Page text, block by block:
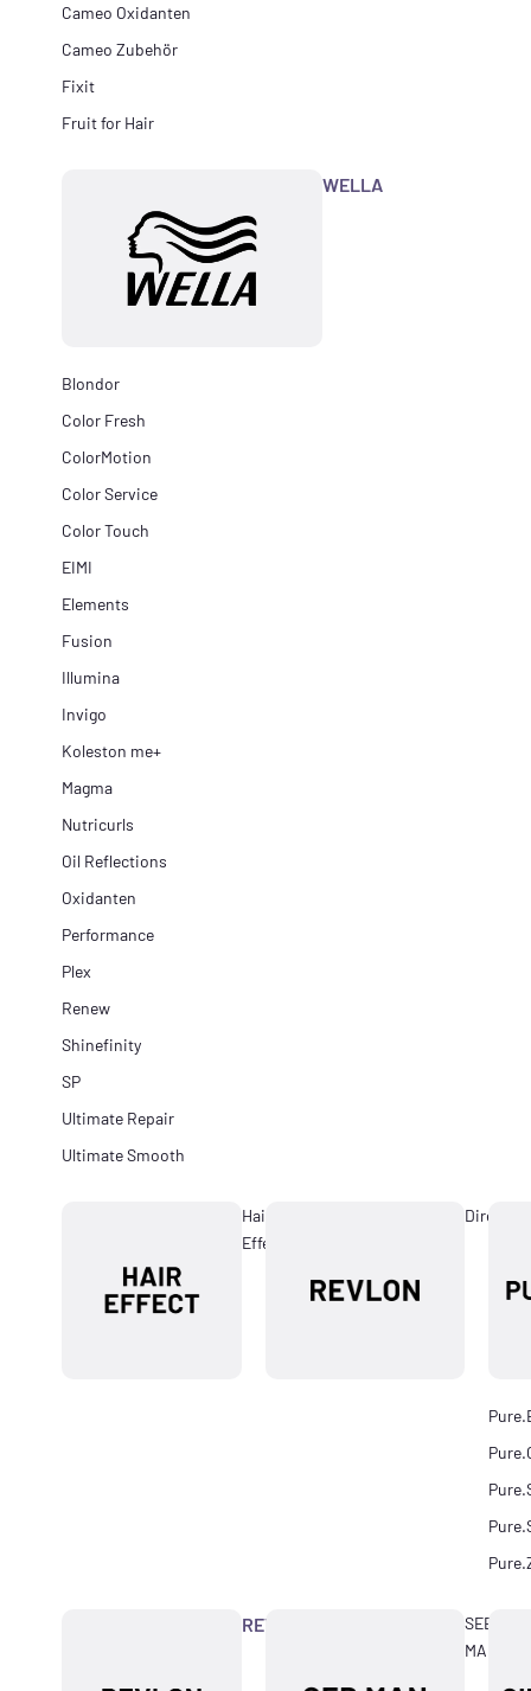
Cameo Oxidanten
Cameo Zubehör
Fixit
Fruit for Hair
WELLA
Blondor
Color Fresh
ColorMotion
Color Service
Color Touch
EIMI
Elements
Fusion
Illumina
Invigo
Koleston me+
Magma
Nutricurls
Oil Reflections
Oxidanten
Performance
Plex
Renew
Shinefinity
SP
Ultimate Repair
Ultimate Smooth
Hair
Effect
REVLON
SEB
MAN